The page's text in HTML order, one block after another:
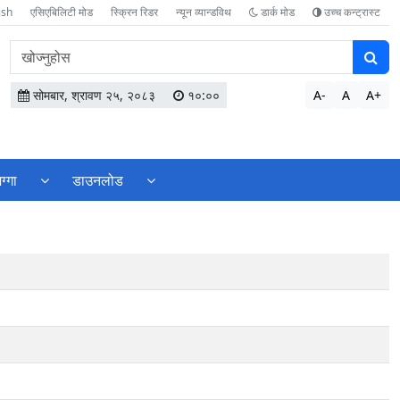
एसिएबिलिटी मोड स्क्रिन रिडर न्यून व्यान्डविथ डार्क मोड उच्च कन्ट्रास्ट
वेबसाइटमा
सामग्री
खोज्नुहोस
सोमबार, श्रावण २५, २०८३ १०:०० A- A A+
डाउनलोड